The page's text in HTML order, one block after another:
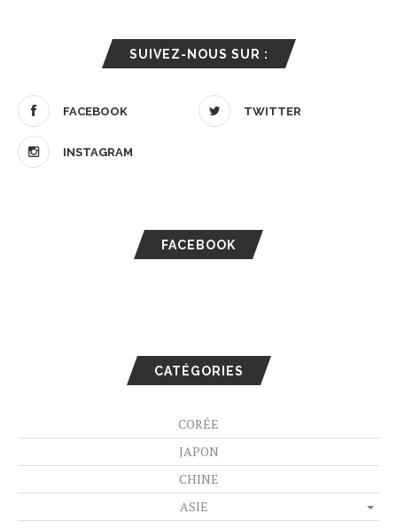
SUIVEZ-NOUS SUR :
FACEBOOK TWITTER
INSTAGRAM
FACEBOOK
CATÉGORIES
CORÉE
JAPON
CHINE
ASIE